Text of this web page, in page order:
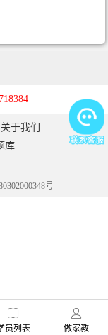
关于我们
库
号
员列表 做家教